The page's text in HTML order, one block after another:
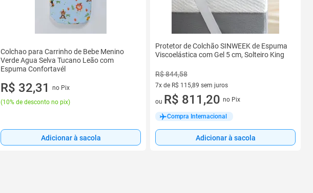
Colchao para Carrinho de Bebe Menino
Verde Agua Selva Tucano Leão com
Espuma Confortavél
R$ 32,31
no Pix
(10% de desconto no pix)
Adicionar à sacola
Protetor de Colchão SINWEEK de Espuma
Viscoelástica com Gel 5 cm, Solteiro King
R$ 844,58
7x de R$ 115,89 sem juros
7 vez de R$ 115,89 sem juros
ou R$ 811,20 no Pix
Compra Internacional
Adicionar à sacola